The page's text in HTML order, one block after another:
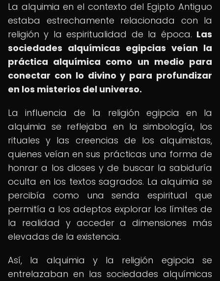
La alquimia en el contexto del Egipto Antiguo
estaba estrechamente relacionada con la
religión y la espiritualidad de la época. Las
sociedades alquímicas egipcias veían la
práctica alquímica como un medio para
conectar con lo divino y para profundizar
en los misterios del universo.
La influencia de la religión egipcia en la
alquimia se reflejaba en la simbología, los
rituales y las creencias de los alquimistas,
quienes veían en sus prácticas una forma de
honrar a los dioses y de buscar la sabiduría
oculta en los textos sagrados. La alquimia se
percibía como una senda espiritual que
permitía a los adeptos explorar los límites de
la realidad y acceder a dimensiones más
elevadas de la existencia.
Así, la alquimia y la religión egipcia se
entrelazaban en las sociedades alquímicas